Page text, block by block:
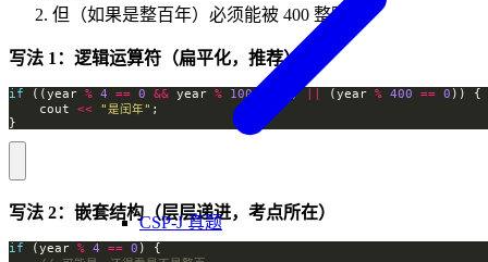
CSP-J 真题
但（如果是整百年）必须能被 400 整除。
写法 1：逻辑运算符（扁平化，推荐）
if ((year % 4 == 0 && year % 100 ) (year % 400 == 0
    cout
<< "是闰年"
}
写法 2：嵌套结构（层层递进，考点所在）
if (year % 4 == 0